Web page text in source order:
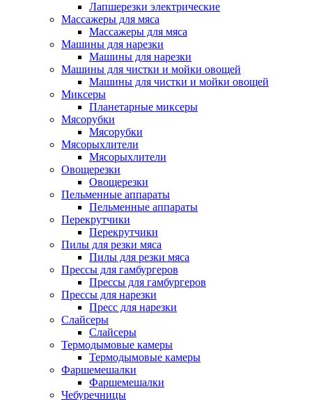
Лапшерезки электрические
Массажеры для мяса
Массажеры для мяса
Машины для нарезки
Машины для нарезки
Машины для чистки и мойки овощей
Машины для чистки и мойки овощей
Миксеры
Планетарные миксеры
Мясорубки
Мясорубки
Мясорыхлители
Мясорыхлители
Овощерезки
Овощерезки
Пельменные аппараты
Пельменные аппараты
Перекрутчики
Перекрутчики
Пилы для резки мяса
Пилы для резки мяса
Прессы для гамбургеров
Прессы для гамбургеров
Прессы для нарезки
Пресс для нарезки
Слайсеры
Слайсеры
Термодымовые камеры
Термодымовые камеры
Фаршемешалки
Фаршемешалки
Чебуречницы